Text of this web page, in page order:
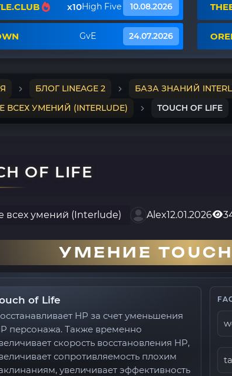
x10High Five 10.08.2026
GvE 24.07.2026
БЛОГ LINEAGE 2
БАЗА ЗНАНИЙ
УМЕНИЙ (INTERLUDE)
TOUCH OF LIFE
OF LIFE
всех умений (Interlude) Alex12.01.2026
УМЕНИЕ TOUCH
of Life
HP за счет уменьшения
персонажа. Также временно
скорость восстановления HP,
сопротивляемость плохим
увеличивает эффективность